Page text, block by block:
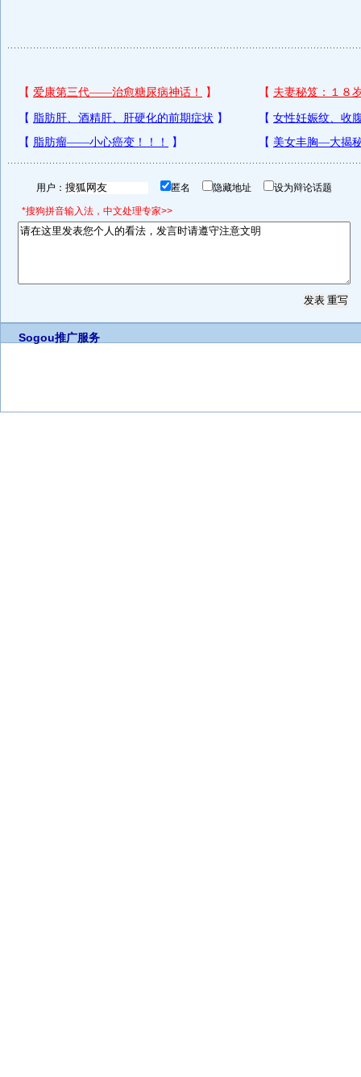
用户： 匿名 隐藏地址 设为辩论话题
*搜狗拼音输入法，中文处理专家>>
Sogou推广服务